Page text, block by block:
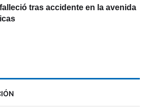
tras accidente en la avenida